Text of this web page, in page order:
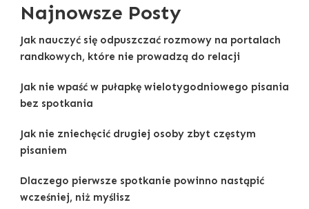
Najnowsze Posty
Jak nauczyć się odpuszczać rozmowy na portalach
randkowych, które nie prowadzą do relacji
Jak nie wpaść w pułapkę wielotygodniowego pisania
bez spotkania
Jak nie zniechęcić drugiej osoby zbyt częstym
pisaniem
Dlaczego pierwsze spotkanie powinno nastąpić
wcześniej, niż myślisz